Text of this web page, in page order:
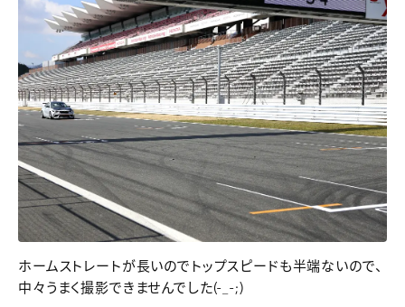
ホームストレートが長いのでトップスピードも半端ないので、
中々うまく撮影できませんでした(-_-;)